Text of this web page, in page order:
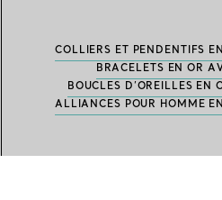
COLLIERS ET PENDENTIFS
BRACELETS EN OR
BOUCLES D’OREILLES EN
ALLIANCES POUR HOMME